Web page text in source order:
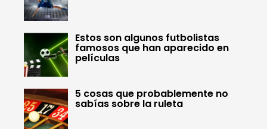
Estos son algunos futbolistas
famosos que han aparecido en
películas
5 cosas que probablemente no
sabías sobre la ruleta